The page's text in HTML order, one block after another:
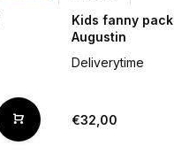
Kids fanny pack
Augustin
Deliverytime
€32,00